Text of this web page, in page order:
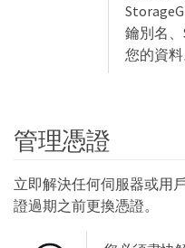
鑰別名
您的資料
管理憑證
立即解決任何伺服器或用
證過期之前更換憑證。